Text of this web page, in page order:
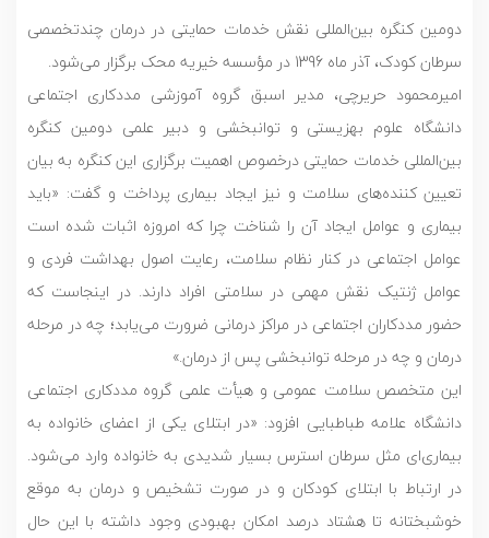
دومین کنگره بین‌المللی نقش خدمات حمایتی در درمان چندتخصصی
سرطان کودک، آذر ماه 1396 در مؤسسه خیریه محک برگزار می‌شود.
امیرمحمود حریرچی، مدیر اسبق گروه آموزشی مددکاری اجتماعی
دانشگاه علوم بهزیستی و توانبخشی و دبیر علمی دومین کنگره
بین‌المللی خدمات حمایتی درخصوص اهمیت برگزاری این کنگره به بیان
تعیین کننده‌های سلامت و نیز ایجاد بیماری پرداخت و گفت: «باید
بیماری و عوامل ایجاد آن را شناخت چرا که امروزه اثبات شده است
عوامل اجتماعی در کنار نظام سلامت، رعایت اصول بهداشت فردی و
عوامل ژنتیک نقش مهمی در سلامتی افراد دارند. در اینجاست که
حضور مددکاران اجتماعی در مراکز درمانی ضرورت می‌یابد؛ چه در مرحله
درمان و چه در مرحله توانبخشی پس از درمان.»
این متخصص سلامت عمومی و هیأت علمی گروه مددکاری اجتماعی
دانشگاه علامه طباطبایی افزود: «در ابتلای یکی از اعضای خانواده به
بیماری‌ای مثل سرطان استرس بسیار شدیدی به خانواده وارد می‌شود.
در ارتباط با ابتلای کودکان و در صورت تشخیص و درمان به موقع
خوشبختانه تا هشتاد درصد امکان بهبودی وجود داشته با این حال